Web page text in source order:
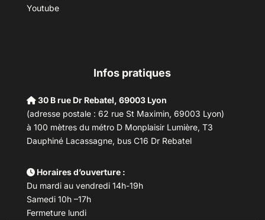
Youtube
Infos pratiques
30 B rue Dr Rebatel, 69003 Lyon
(adresse postale : 62 rue St Maximin, 69003 Lyon)
à 100 mètres du métro D Monplaisir Lumière, T3
Dauphiné Lacassagne, bus C16 Dr Rebatel
Horaires d’ouverture :
Du mardi au vendredi 14h-19h
Samedi 10h –17h
Fermeture lundi